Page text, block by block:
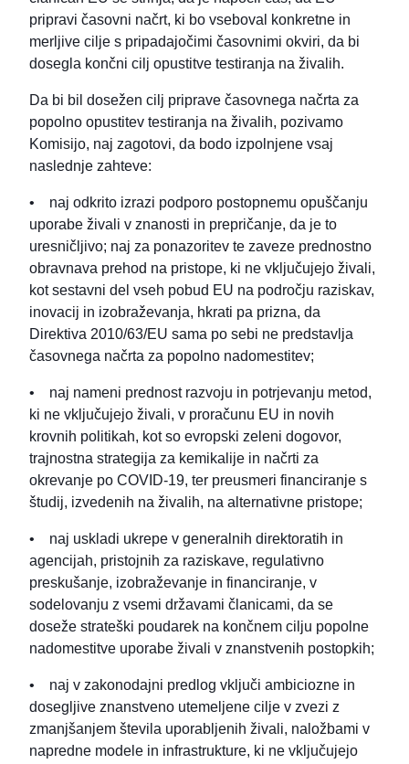
pripravi časovni načrt, ki bo vseboval konkretne in
merljive cilje s pripadajočimi časovnimi okviri, da bi
dosegla končni cilj opustitve testiranja na živalih.
Da bi bil dosežen cilj priprave časovnega načrta za
popolno opustitev testiranja na živalih, pozivamo
Komisijo, naj zagotovi, da bodo izpolnjene vsaj
naslednje zahteve:
• naj odkrito izrazi podporo postopnemu opuščanju
uporabe živali v znanosti in prepričanje, da je to
uresničljivo; naj za ponazoritev te zaveze prednostno
obravnava prehod na pristope, ki ne vključujejo živali,
kot sestavni del vseh pobud EU na področju raziskav,
inovacij in izobraževanja, hkrati pa prizna, da
Direktiva 2010/63/EU sama po sebi ne predstavlja
časovnega načrta za popolno nadomestitev;
• naj nameni prednost razvoju in potrjevanju metod,
ki ne vključujejo živali, v proračunu EU in novih
krovnih politikah, kot so evropski zeleni dogovor,
trajnostna strategija za kemikalije in načrti za
okrevanje po COVID-19, ter preusmeri financiranje s
študij, izvedenih na živalih, na alternativne pristope;
• naj uskladi ukrepe v generalnih direktoratih in
agencijah, pristojnih za raziskave, regulativno
preskušanje, izobraževanje in financiranje, v
sodelovanju z vsemi državami članicami, da se
doseže strateški poudarek na končnem cilju popolne
nadomestitve uporabe živali v znanstvenih postopkih;
• naj v zakonodajni predlog vključi ambiciozne in
dosegljive znanstveno utemeljene cilje v zvezi z
zmanjšanjem števila uporabljenih živali, naložbami v
napredne modele in infrastrukture, ki ne vključujejo